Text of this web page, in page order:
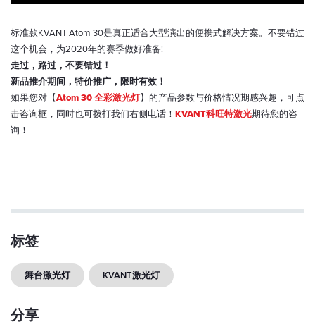
标准款KVANT Atom 30是真正适合大型演出的便携式解决方案。不要错过
这个机会，为2020年的赛季做好准备!
走过，路过，不要错过！
新品推介期间，特价推广，限时有效！
如果您对【Atom 30 全彩激光灯】的产品参数与价格情况期感兴趣，可点
击咨询框，同时也可拨打我们右侧电话！ KVANT科旺特激光期待您的咨
询！
标签
舞台激光灯 KVANT激光灯
分享